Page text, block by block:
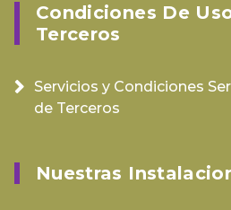
Condiciones De
Terceros
Servicios y Condiciones
de Terceros
Nuestras